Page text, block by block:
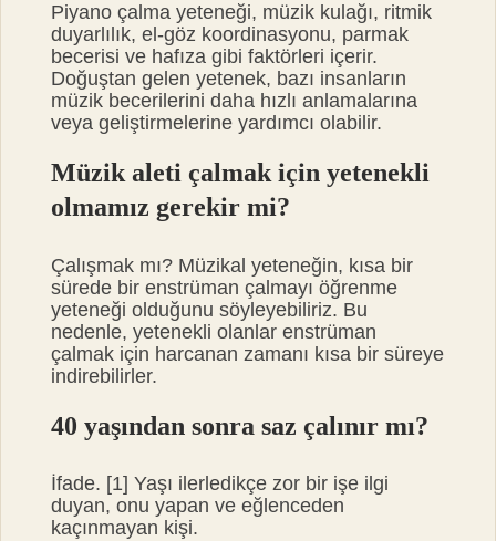
Piyano çalma yeteneği, müzik kulağı, ritmik
duyarlılık, el-göz koordinasyonu, parmak
becerisi ve hafıza gibi faktörleri içerir.
Doğuştan gelen yetenek, bazı insanların
müzik becerilerini daha hızlı anlamalarına
veya geliştirmelerine yardımcı olabilir.
Müzik aleti çalmak için yetenekli
olmamız gerekir mi?
Çalışmak mı? Müzikal yeteneğin, kısa bir
sürede bir enstrüman çalmayı öğrenme
yeteneği olduğunu söyleyebiliriz. Bu
nedenle, yetenekli olanlar enstrüman
çalmak için harcanan zamanı kısa bir süreye
indirebilirler.
40 yaşından sonra saz çalınır mı?
İfade. [1] Yaşı ilerledikçe zor bir işe ilgi
duyan, onu yapan ve eğlenceden
kaçınmayan kişi.